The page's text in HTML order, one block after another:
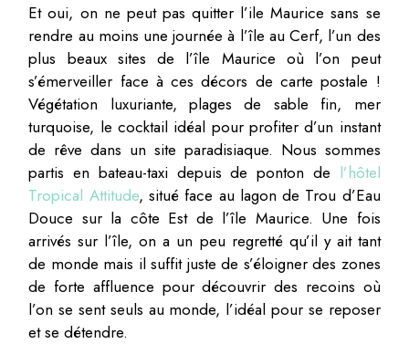
Et oui, on ne peut pas quitter l’ile Maurice sans se
rendre au moins une journée à l’île au Cerf, l’un des
plus beaux sites de l’île Maurice où l’on peut
s’émerveiller face à ces décors de carte postale !
Végétation luxuriante, plages de sable fin, mer
turquoise, le cocktail idéal pour profiter d’un instant
de rêve dans un site paradisiaque. Nous sommes
partis en bateau-taxi depuis de ponton de l’hôtel
Tropical Attitude, situé face au lagon de Trou d’Eau
Douce sur la côte Est de l’île Maurice. Une fois
arrivés sur l’île, on a un peu regretté qu’il y ait tant
de monde mais il suffit juste de s’éloigner des zones
de forte affluence pour découvrir des recoins où
l’on se sent seuls au monde, l’idéal pour se reposer
et se détendre.